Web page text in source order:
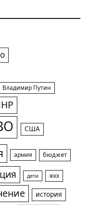
Владимир Путин
США
армия бюджет
дети жкх
история